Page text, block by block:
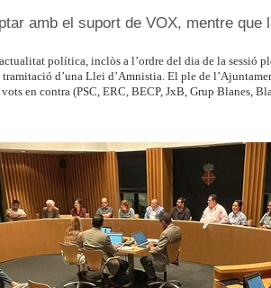
amb el suport de VOX, mentre
política, inclòs a l’ordre del dia de la sessió
d’una Llei d’Amnistia. El ple de
en contra (PSC, ERC, BECP, JxB, Grup Blanes,